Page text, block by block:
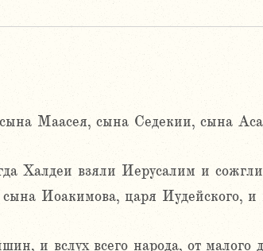
Маасея, сына Седекии, сына
Халдеи взяли Иерусалим и
Иоакимова, царя Иудейского, и
и вслух всего народа, от малого